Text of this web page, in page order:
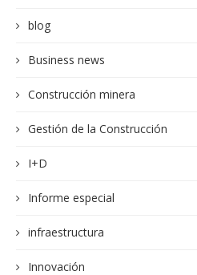
blog
Business news
Construcción minera
Gestión de la Construcción
I+D
Informe especial
infraestructura
Innovación